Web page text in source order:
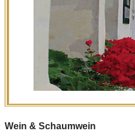
Wein & Schaumwein